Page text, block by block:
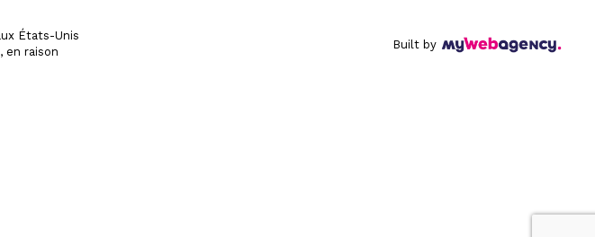
États-Unis
en raison
Built by